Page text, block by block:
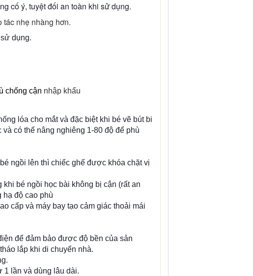
cố ý, tuyệt đối an toàn khi sử dụng.
tác nhẹ nhàng hơn.
dụng.
chống cận nhập khẩu
lóa cho mắt và đặc biệt khi bé vẽ bút bi
có thể nâng nghiêng 1-80 độ để phù
ngồi lên thì chiếc ghế được khóa chặt vị
bé ngồi học bài không bị cận (rất an
hạ độ cao phù
cấp và máy bay tạo cảm giác thoải mái
để đảm bảo được độ bền của sản
lắp khi di chuyển nhà.
1 lần và dùng lâu dài.